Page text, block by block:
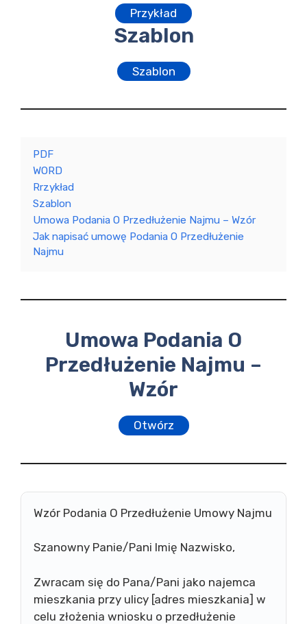
Przykład
Szablon
Szablon
PDF
WORD
Rrzykład
Szablon
Umowa Podania O Przedłużenie Najmu – Wzór
Jak napisać umowę Podania O Przedłużenie
Najmu
Umowa Podania O
Przedłużenie Najmu –
Wzór
Otwórz
Wzór Podania O Przedłużenie Umowy Najmu
Szanowny Panie/Pani Imię Nazwisko,
Zwracam się do Pana/Pani jako najemca
mieszkania przy ulicy [adres mieszkania] w
celu złożenia wniosku o przedłużenie